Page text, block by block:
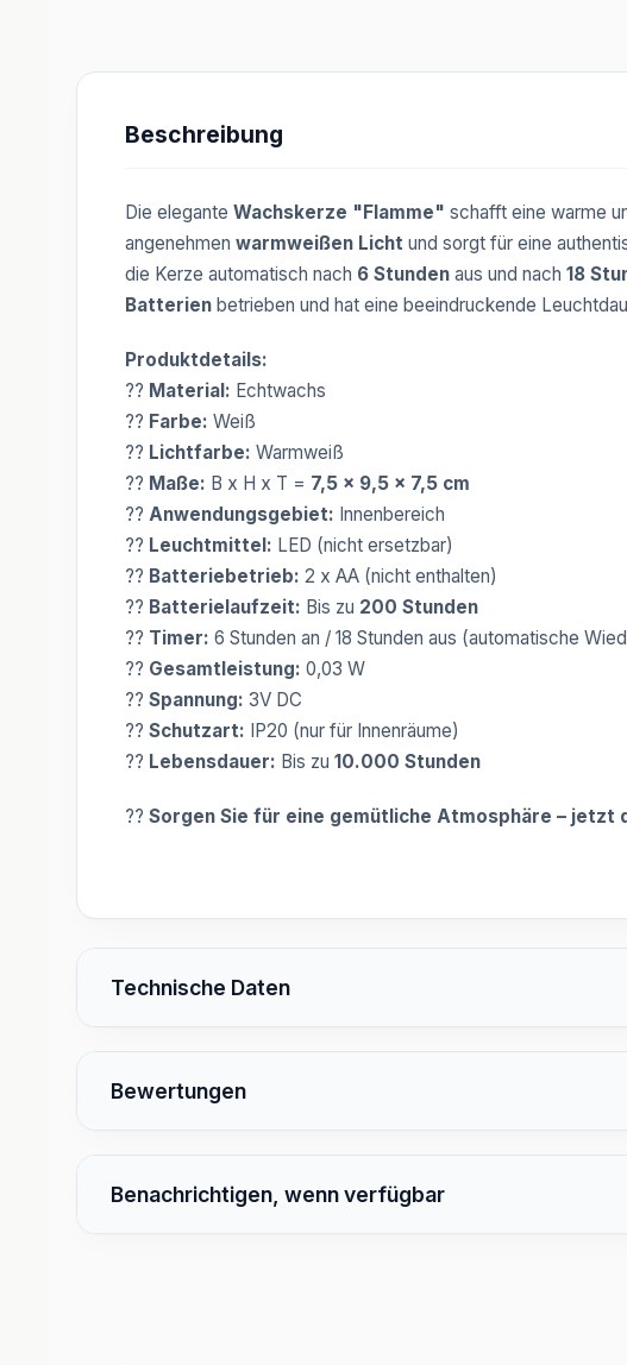
Beschreibung
Die elegante Wachskerze "Flamme" schafft eine warme
angenehmen warmweißen Licht und sorgt für eine
die Kerze automatisch nach 6 Stunden aus und nach 18
Batterien betrieben und hat eine beeindruckende
Produktdetails:
?? Material: Echtwachs
?? Farbe: Weiß
?? Lichtfarbe: Warmweiß
?? Maße: B x H x T = 7,5 x 9,5 x 7,5 cm
?? Anwendungsgebiet: Innenbereich
?? Leuchtmittel: LED (nicht ersetzbar)
?? Batteriebetrieb: 2 x AA (nicht enthalten)
?? Batterielaufzeit: Bis zu 200 Stunden
?? Timer: 6 Stunden an / 18 Stunden aus (automatische
?? Gesamtleistung: 0,03 W
?? Spannung: 3V DC
?? Schutzart: IP20 (nur für Innenräume)
?? Lebensdauer: Bis zu 10.000 Stunden
?? Sorgen Sie für eine gemütliche Atmosphäre –
Technische Daten
Bewertungen
Benachrichtigen, wenn verfügbar